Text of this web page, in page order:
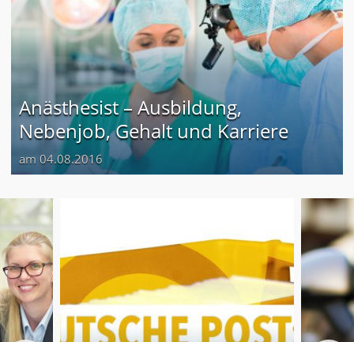
Anästhesist – Ausbildung,
Nebenjob, Gehalt und Karriere
am 04.08.2016